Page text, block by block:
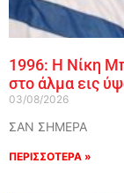
1996: Η Νίκη
στο άλμα εις
03/08/2026
ΣΑΝ ΣΗΜΕΡΑ
ΠΕΡΙΣΣΟΤΕΡΑ »